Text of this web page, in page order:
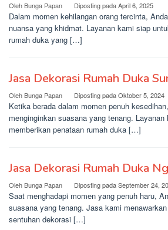
Oleh Bunga Papan Diposting padaApril 6, 2025
Dalam momen kehilangan orang tercinta,
nuansa yang khidmat. Layanan kami siap
rumah duka yang […]
Jasa Dekorasi Rumah Duka
Oleh Bunga Papan Diposting padaOktober 5, 2024
Ketika berada dalam momen penuh
menginginkan suasana yang tenang.
memberikan penataan rumah duka […]
Jasa Dekorasi Rumah Duka
Oleh Bunga Papan Diposting padaSeptember 24,
Saat menghadapi momen yang penuh haru,
suasana yang tenang. Jasa kami
sentuhan dekorasi […]